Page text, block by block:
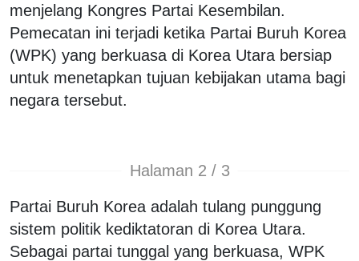
menjelang Kongres Partai Kesembilan.
Pemecatan ini terjadi ketika Partai Buruh Korea
(WPK) yang berkuasa di Korea Utara bersiap
untuk menetapkan tujuan kebijakan utama bagi
negara tersebut.
Halaman 2 / 3
Partai Buruh Korea adalah tulang punggung
sistem politik kediktatoran di Korea Utara.
Sebagai partai tunggal yang berkuasa, WPK